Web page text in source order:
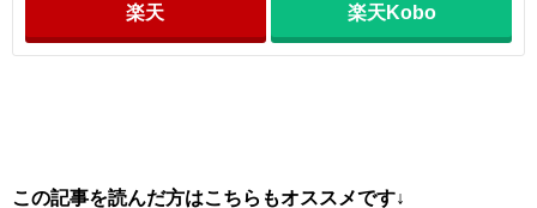
楽天 楽天Kobo
この記事を読んだ方はこちらもオススメです↓